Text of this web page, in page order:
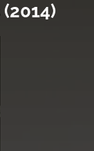
(2014)